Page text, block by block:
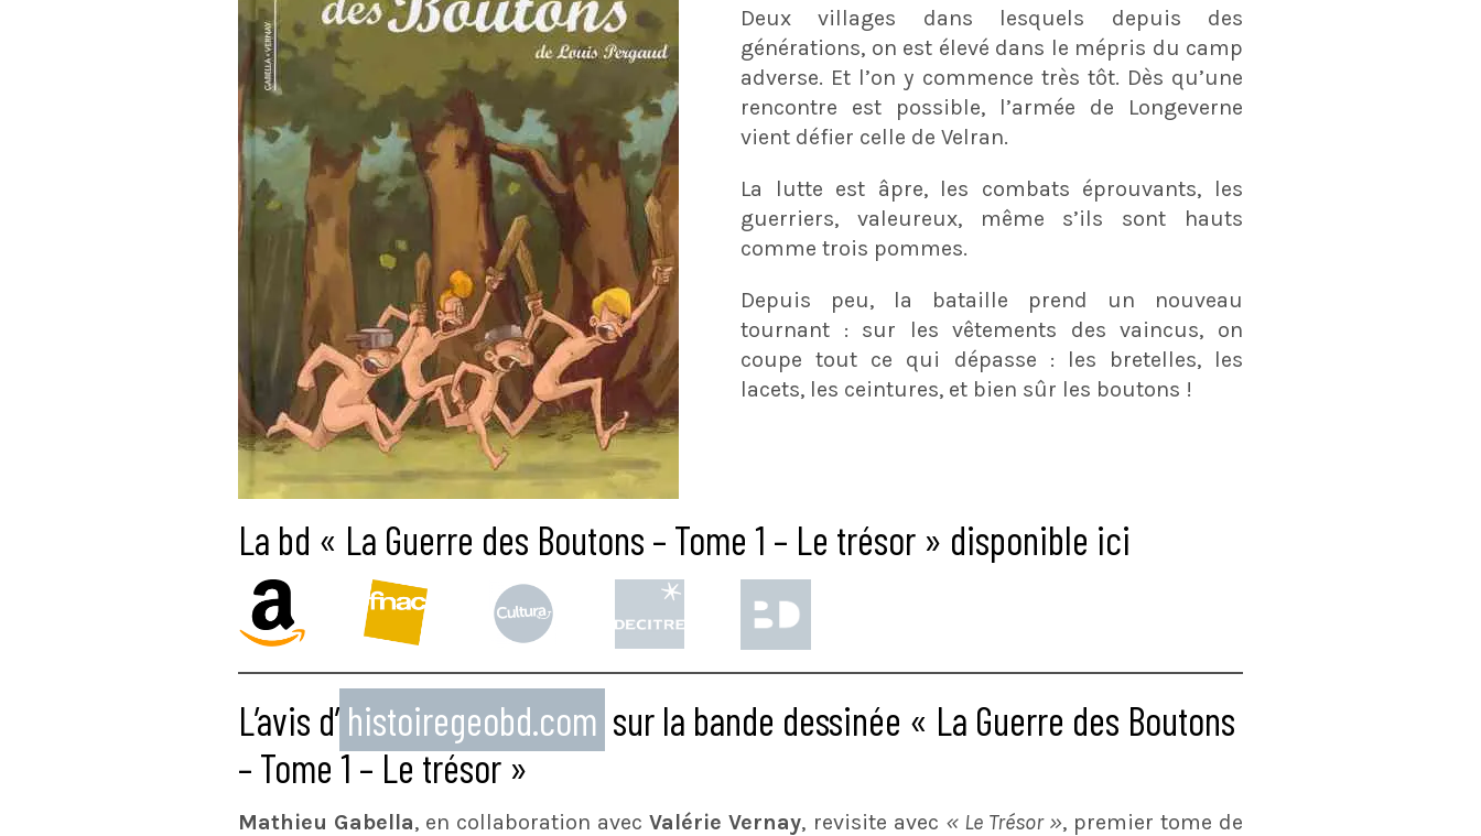
Deux villages dans lesquels depuis des
générations, on est élevé dans le mépris du camp
adverse. Et l’on y commence très tôt. Dès qu’une
rencontre est possible, l’armée de Longeverne
vient défier celle de Velran.
La lutte est âpre, les combats éprouvants, les
guerriers, valeureux, même s’ils sont hauts
comme trois pommes.
Depuis peu, la bataille prend un nouveau
tournant : sur les vêtements des vaincus, on
coupe tout ce qui dépasse : les bretelles, les
lacets, les ceintures, et bien sûr les boutons !
La bd « La Guerre des Boutons – Tome 1 – Le trésor » disponible ici
L’avis d’ histoiregeobd.com sur la bande dessinée « La Guerre des Boutons
– Tome 1 – Le trésor »
Mathieu Gabella, en collaboration avecValérie Vernay, revisite avec « Le Trésor », premier tome de